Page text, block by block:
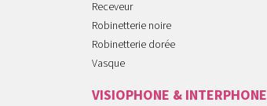
Receveur
Robinetterie noire
Robinetterie dorée
Vasque
VISIOPHONE & INTERPHONE